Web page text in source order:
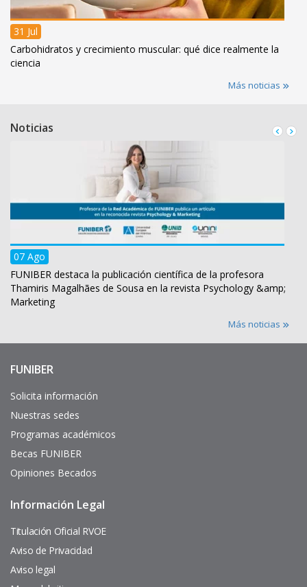
31 Jul
Carbohidratos y crecimiento muscular: qué dice realmente la
ciencia
Más noticias
Noticias
07 Ago
FUNIBER destaca la publicación científica de la profesora
Thamiris Magalhães de Sousa en la revista Psychology &amp;
Marketing
Más noticias
Enlaces
interés
FUNIBER
Solicita información
Nuestras sedes
Programas académicos
Becas FUNIBER
Opiniones Becados
Pie
página
Información Legal
Titulación Oficial RVOE
Aviso de Privacidad
Aviso legal